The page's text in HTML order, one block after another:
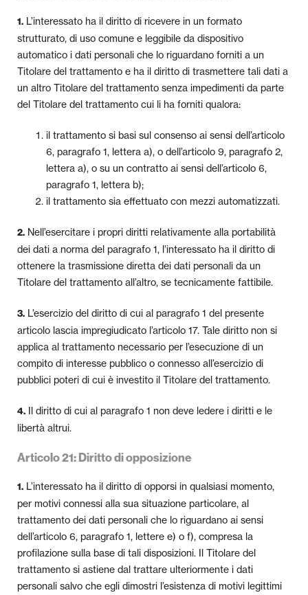
1. L’interessato ha il diritto di ricevere in un formato
strutturato, di uso comune e leggibile da dispositivo
automatico i dati personali che lo riguardano forniti a un
Titolare del trattamento e ha il diritto di trasmettere tali dati a
un altro Titolare del trattamento senza impedimenti da parte
del Titolare del trattamento cui li ha forniti qualora:
il trattamento si basi sul consenso ai sensi dell’articolo
6, paragrafo 1, lettera a), o dell’articolo 9, paragrafo 2,
lettera a), o su un contratto ai sensi dell’articolo 6,
paragrafo 1, lettera b);
il trattamento sia effettuato con mezzi automatizzati.
2. Nell’esercitare i propri diritti relativamente alla portabilità
dei dati a norma del paragrafo 1, l’interessato ha il diritto di
ottenere la trasmissione diretta dei dati personali da un
Titolare del trattamento all’altro, se tecnicamente fattibile.
3. L’esercizio del diritto di cui al paragrafo 1 del presente
articolo lascia impregiudicato l’articolo 17. Tale diritto non si
applica al trattamento necessario per l’esecuzione di un
compito di interesse pubblico o connesso all’esercizio di
pubblici poteri di cui è investito il Titolare del trattamento.
4. Il diritto di cui al paragrafo 1 non deve ledere i diritti e le
libertà altrui.
Articolo 21: Diritto di opposizione
1. L’interessato ha il diritto di opporsi in qualsiasi momento,
per motivi connessi alla sua situazione particolare, al
trattamento dei dati personali che lo riguardano ai sensi
dell’articolo 6, paragrafo 1, lettere e) o f), compresa la
profilazione sulla base di tali disposizioni. Il Titolare del
trattamento si astiene dal trattare ulteriormente i dati
personali salvo che egli dimostri l’esistenza di motivi legittimi